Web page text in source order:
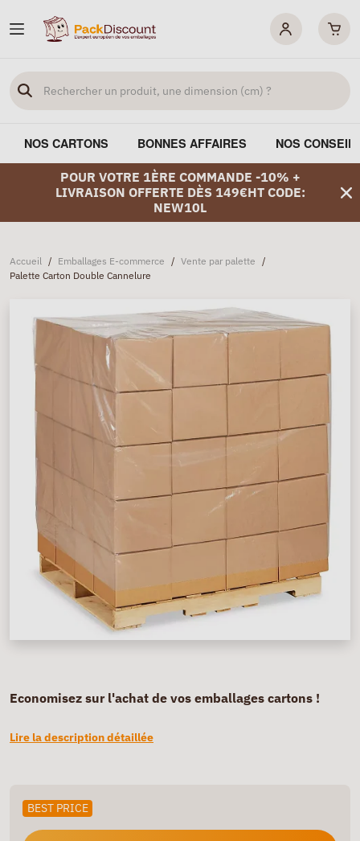
NOS CARTONS BONNES AFFAIRES NOS
POUR VOTRE 1ÈRE COMMANDE -10% +
LIVRAISON OFFERTE DÈS 149€HT CODE:
NEW10L
Accueil / Emballages E-commerce / Vente par palette /
Palette Carton Double Cannelure
Economisez sur l'achat de vos emballages cartons !
Lire la description détaillée
BEST PRICE